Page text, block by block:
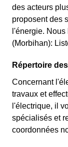
des acteurs
proposent des
l'énergie.
(Morbihan):
Répertoire
Concernant
travaux et
l'électrique, il
spécialisés et
coordonnées